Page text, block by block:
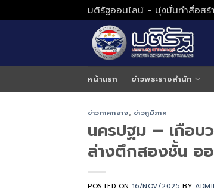
to
มติรัฐออนไลน์ - มุ่งมั่นทำสื่อสร้
หน้าแรก ข่าวพระราชสำนัก
ข่าวภาคกลาง, ข่าวภูมิภาค
นครปฐม – เกือบ
ล่างตึกสองชั้น อ
POSTED ON 16/NOV/2025 BY